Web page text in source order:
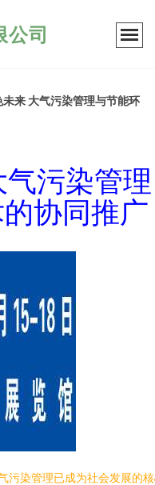
公司
来 大气污染管理与节能环
污染管理
协同推广
污染管理已成为社会发展的